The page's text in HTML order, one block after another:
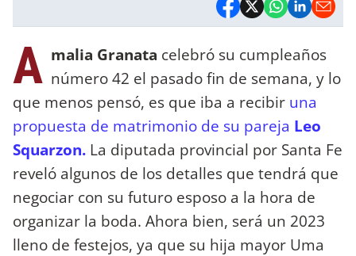
A malia Granata celebró su cumpleaños
número 42 el pasado fin de semana, y lo
que menos pensó, es que iba a recibir una
propuesta de matrimonio de su pareja Leo
Squarzon. La diputada provincial por Santa Fe
reveló algunos de los detalles que tendrá que
negociar con su futuro esposo a la hora de
organizar la boda. Ahora bien, será un 2023
lleno de festejos, ya que su hija mayor Uma